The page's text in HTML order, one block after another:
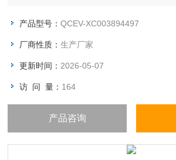
产品型号：QCEV-XC003894497
厂商性质：生产厂家
更新时间： 2026-05-07
访 问 量： 164
产品咨询